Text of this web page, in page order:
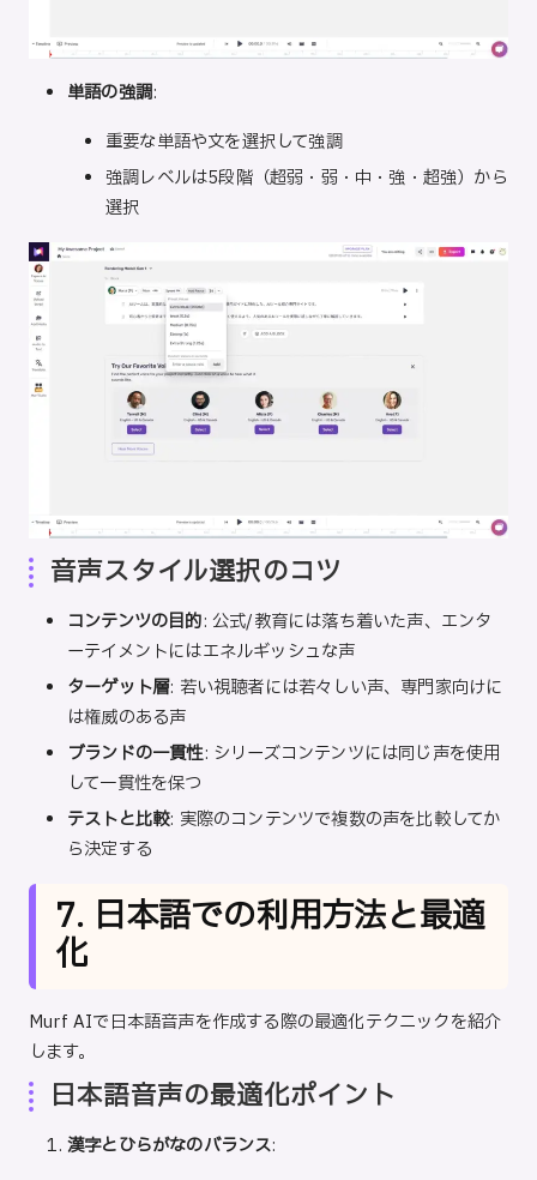
単語の強調:
重要な単語や文を選択して強調
強調レベルは5段階（超弱・弱・中・強・超強）から
選択
音声スタイル選択のコツ
コンテンツの目的: 公式/教育には落ち着いた声、エンタ
ーテイメントにはエネルギッシュな声
ターゲット層: 若い視聴者には若々しい声、専門家向けに
は権威のある声
ブランドの一貫性: シリーズコンテンツには同じ声を使用
して一貫性を保つ
テストと比較: 実際のコンテンツで複数の声を比較してか
ら決定する
7. 日本語での利用方法と最適
化
Murf AIで日本語音声を作成する際の最適化テクニックを紹介
します。
日本語音声の最適化ポイント
漢字とひらがなのバランス: